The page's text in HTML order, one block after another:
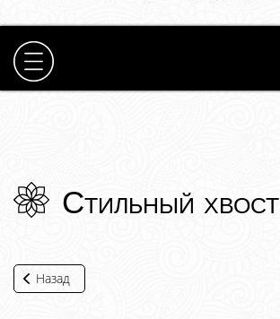
Стильный хвост
Назад